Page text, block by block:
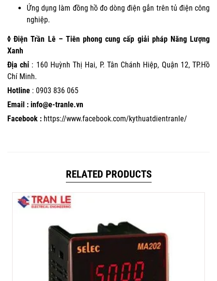
Ứng dụng làm đồng hồ đo dòng điện gắn trên tủ điện công
nghiệp.
◊ Điện Trần Lê – Tiên phong cung cấp giải pháp Năng Lượng
Xanh
Địa chỉ : 160 Huỳnh Thị Hai, P. Tân Chánh Hiệp, Quận 12, TP.Hồ
Chí Minh.
Hotline : 0903 836 065
Email : info@e-tranle.vn
Facebook : https://www.facebook.com/kythuatdientranle/
RELATED PRODUCTS